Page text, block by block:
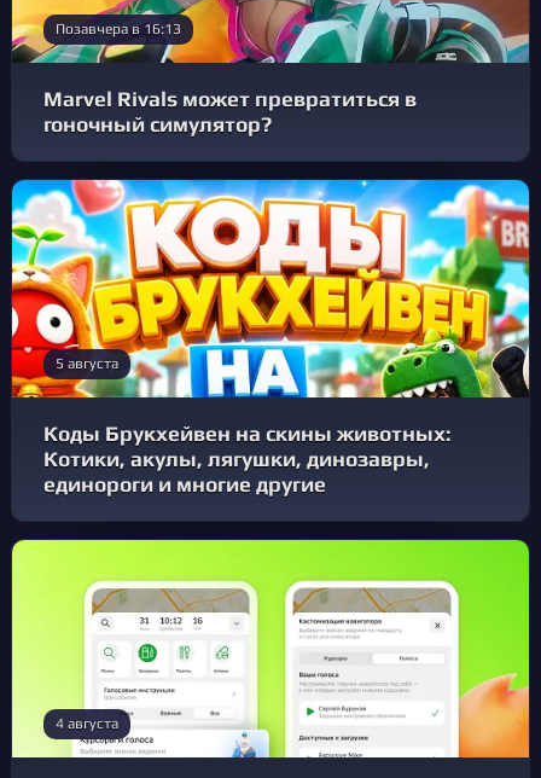
Позавчера в 16:13
Marvel Rivals может превратиться в
гоночный симулятор?
5 августа
Коды Брукхейвен на скины животных:
Котики, акулы, лягушки, динозавры,
единороги и многие другие
4 августа